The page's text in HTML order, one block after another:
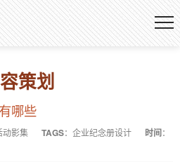
策划
哪些
动影集 TAGS： 企业纪念册设计 时间：